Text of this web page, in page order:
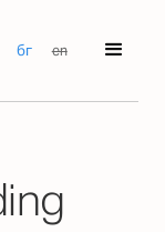
бг en